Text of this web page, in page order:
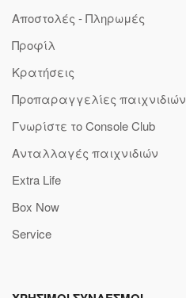
Αποστολές - Πληρωμές
Προφίλ
Κρατήσεις
Προπαραγγελίες παιχνιδιών
Γνωρίστε το Console Club
Ανταλλαγές παιχνιδιών
Extra Life
Box Now
Service